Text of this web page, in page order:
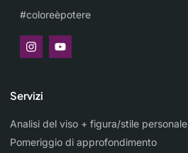
#coloreèpotere
Servizi
Analisi del viso + figura/stile personale
Pomeriggio di approfondimento